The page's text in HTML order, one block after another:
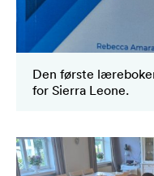
Den første
for Sierra Leone.